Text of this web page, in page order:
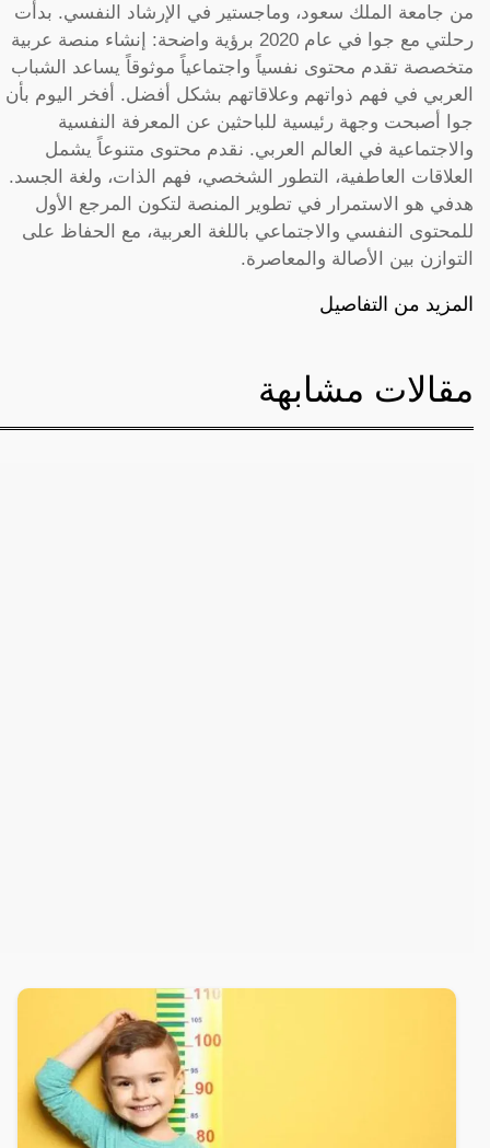
من جامعة الملك سعود، وماجستير في الإرشاد النفسي. بدأت
رحلتي مع جوا في عام 2020 برؤية واضحة: إنشاء منصة عربية
متخصصة تقدم محتوى نفسياً واجتماعياً موثوقاً يساعد الشباب
العربي في فهم ذواتهم وعلاقاتهم بشكل أفضل. أفخر اليوم بأن
جوا أصبحت وجهة رئيسية للباحثين عن المعرفة النفسية
والاجتماعية في العالم العربي. نقدم محتوى متنوعاً يشمل
العلاقات العاطفية، التطور الشخصي، فهم الذات، ولغة الجسد.
هدفي هو الاستمرار في تطوير المنصة لتكون المرجع الأول
للمحتوى النفسي والاجتماعي باللغة العربية، مع الحفاظ على
التوازن بين الأصالة والمعاصرة.
المزيد من التفاصيل
مقالات مشابهة